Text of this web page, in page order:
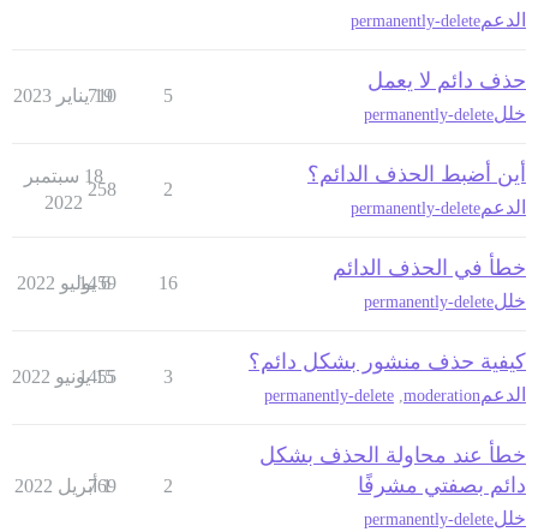
الدعمpermanently-delete
حذف دائم لا يعمل
خللpermanently-delete
5
710
19 يناير 2023
أين أضبط الحذف الدائم؟
الدعمpermanently-delete
2
258
18 سبتمبر
2022
خطأ في الحذف الدائم
خللpermanently-delete
16
1459
6 يوليو 2022
كيفية حذف منشور بشكل دائم؟
الدعم moderation
permanently-delete
3
1455
15 يونيو 2022
خطأ عند محاولة الحذف بشكل
دائم بصفتي مشرفًا
خللpermanently-delete
2
769
1 أبريل 2022